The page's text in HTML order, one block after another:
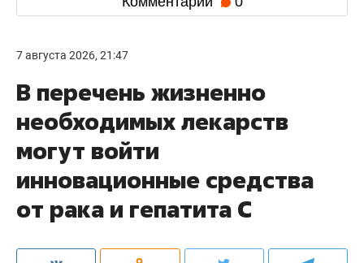
7 августа 2026, 21:47
В перечень жизненно
необходимых лекарств
могут войти
инновационные средства
от рака и гепатита С